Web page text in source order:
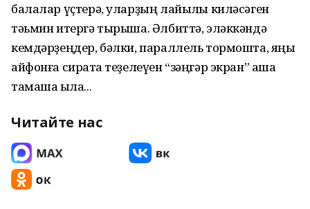
балалар үҫтерә, уларҙың лайыҡлы киләсәген
тәьмин итергә тырыша. Әлбиттә, эләккәндә
кемдәрҙеңдер, бәлки, параллель тормошта, яңы
айфонға сиратҡа теҙелеүен “зәңгәр экран” аша
тамаша ҡыла...
Читайте нас